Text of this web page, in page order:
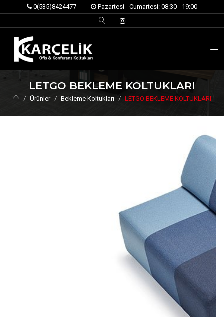
0(535)8424477 Pazartesi - Cumartesi: 08:30 - 19:00
LETGO BEKLEME KOLTUKLARI
Ürünler Bekleme Koltukları LETGO BEKLEME KOLTUKLARI